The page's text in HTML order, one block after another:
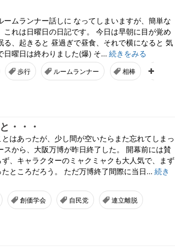
ムランナー話しに なってしまいますが、簡単な
れは日曜日の日記です。 今日は早朝に目が覚め
、起きると 昼過ぎで昼食、それで横になると 気
曜日は終わりました(爆) そ... 続きをみる
歩行 ルームランナー 相棒
・・・
はあったが、少し間が空いたらまた忘れてしまっ
から、大阪万博が昨日終了した。 開幕前には賛
、キャラクターのミャクミャクも大人気で、まず
ところだろう。 ただ万博終了間際に当日... 続き
創価学会 自民党 連立離脱